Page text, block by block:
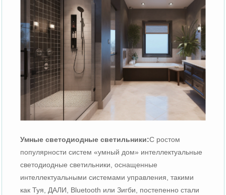
Умные светодиодные светильники:С ростом
популярности систем «умный дом» интеллектуальные
светодиодные светильники, оснащенные
интеллектуальными системами управления, такими
как Туя, ДАЛИ, Bluetooth или Зигби, постепенно стали